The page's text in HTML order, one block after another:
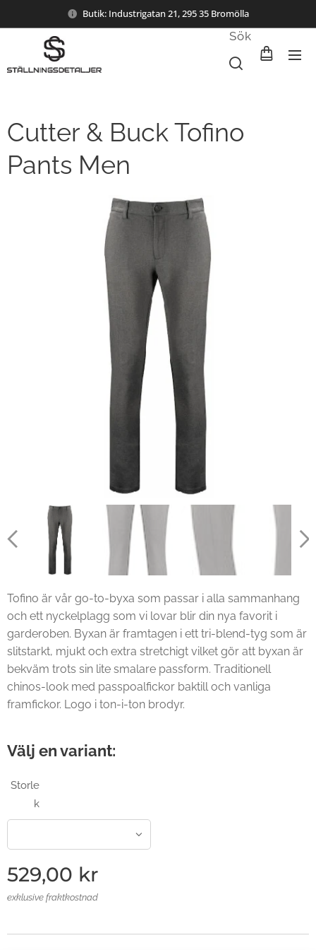
Butik: Industrigatan 21, 295 35 Bromölla
Sök
Cutter & Buck Tofino
Pants Men
Tofino är vår go-to-byxa som passar i alla sammanhang
och ett nyckelplagg som vi lovar blir din nya favorit i
garderoben. Byxan är framtagen i ett tri-blend-tyg som är
slitstarkt, mjukt och extra stretchigt vilket gör att byxan är
bekväm trots sin lite smalare passform. Traditionell
chinos-look med passpoalfickor baktill och vanliga
framfickor. Logo i ton-i-ton brodyr.
Välj en variant:
Storle
k
529,00 kr
exklusive fraktkostnad